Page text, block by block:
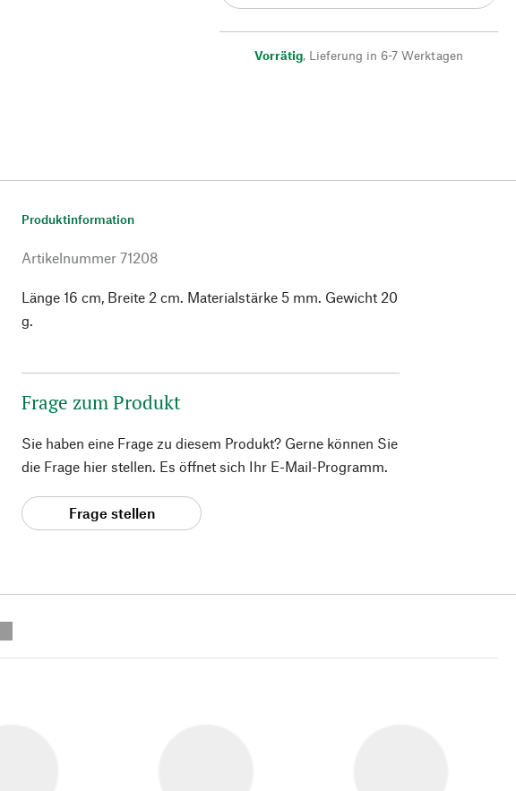
Vorrätig, Lieferung in 6-7 Werktagen
Produktinformation
Artikelnummer 71208
Länge 16 cm, Breite 2 cm. Materialstärke 5 mm. Gewicht 20
g.
Frage zum Produkt
Sie haben eine Frage zu diesem Produkt? Gerne können Sie
die Frage hier stellen. Es öffnet sich Ihr E-Mail-Programm.
Frage stellen